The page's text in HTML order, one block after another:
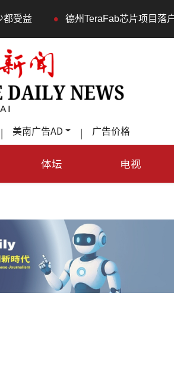
• 德州TeraFab芯片项目落户奥斯汀 马
| 美南广告AD | 广告价格
体坛 电视